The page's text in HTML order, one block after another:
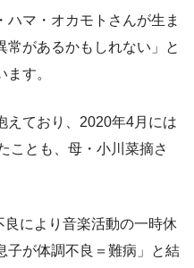
マ・オカモトさんが生ま
常があるかもしれない」と
す。
えており、2020年4月には
ことも、母・小川菜摘さ
により音楽活動の一時休
子が体調不良＝難病」と結